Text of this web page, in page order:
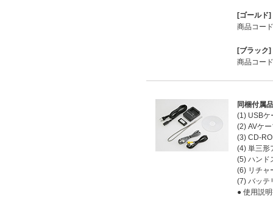
[ゴールド]
商品コー
[ブラック]
商品コー
同梱付属品
(1) USBケ
(2) AVケ
(3) CD-
(4) 単三形
(5) ハンド
(6) リチャ
(7) バッテ
● 使用説